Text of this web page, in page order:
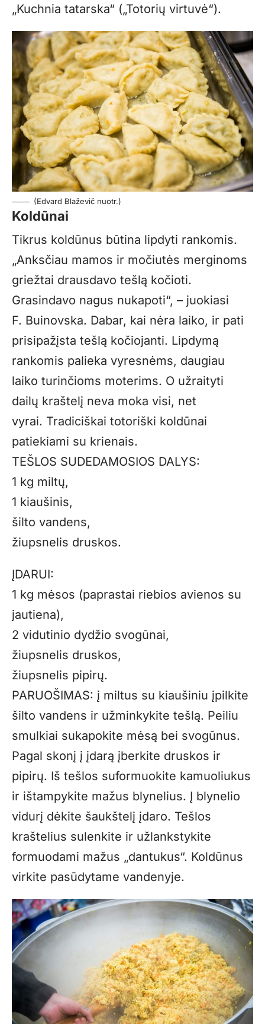
„Kuchnia tatarska“ („Totorių virtuvė“).
(Edvard Blaževič nuotr.)
Koldūnai
Tikrus koldūnus būtina lipdyti rankomis.
„Anksčiau mamos ir močiutės merginoms
griežtai drausdavo tešlą kočioti.
Grasindavo nagus nukapoti“, – juokiasi
F. Buinovska. Dabar, kai nėra laiko, ir pati
prisipažįsta tešlą kočiojanti. Lipdymą
rankomis palieka vyresnėms, daugiau
laiko turinčioms moterims. O užraityti
dailų kraštelį neva moka visi, net
vyrai. Tradiciškai totoriški koldūnai
patiekiami su krienais.
TEŠLOS SUDEDAMOSIOS DALYS:
1 kg miltų,
1 kiaušinis,
šilto vandens,
žiupsnelis druskos.
ĮDARUI:
1 kg mėsos (paprastai riebios avienos su
jautiena),
2 vidutinio dydžio svogūnai,
žiupsnelis druskos,
žiupsnelis pipirų.
PARUOŠIMAS: į miltus su kiaušiniu įpilkite
šilto vandens ir užminkykite tešlą. Peiliu
smulkiai sukapokite mėsą bei svogūnus.
Pagal skonį į įdarą įberkite druskos ir
pipirų. Iš tešlos suformuokite kamuoliukus
ir ištampykite mažus blynelius. Į blynelio
vidurį dėkite šaukštelį įdaro. Tešlos
kraštelius sulenkite ir užlankstykite
formuodami mažus „dantukus“. Koldūnus
virkite pasūdytame vandenyje.